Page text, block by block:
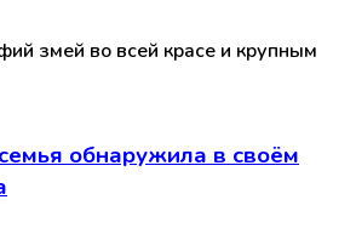
змей во всей красе и крупным
обнаружила в своём